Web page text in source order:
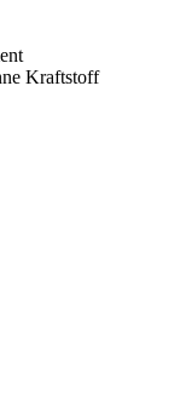
Kraftstoff